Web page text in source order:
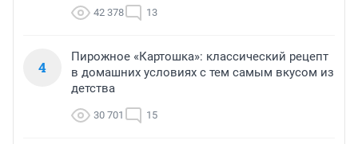
42 378 13
4
Пирожное «Картошка»: классический рецепт
в домашних условиях с тем самым вкусом из
детства
30 701 15